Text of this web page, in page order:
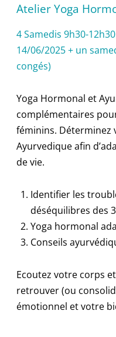
Atelier Yoga
4 Samedis 9h30-
14/06/2025 + un
congés)
Yoga Hormonal et
complémentaires
féminins.
Ayurvedique afin
de vie.
Identifier les
déséquilibres des
Yoga hormonal
Conseils
Ecoutez votre corps
retrouver (ou
émotionnel et votre